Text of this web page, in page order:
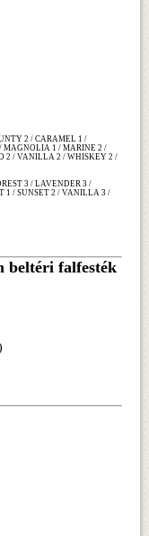
2 / CARAMEL 1 /
MAGNOLIA 1 / MARINE 2 /
2 / VANILLA 2 / WHISKEY 2 /
3 / LAVENDER 3 /
1 / SUNSET 2 / VANILLA 3 /
beltéri falfesték